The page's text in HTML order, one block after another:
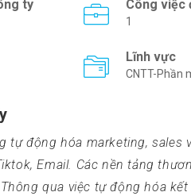
ty Công việc
1
Lĩnh vực
CNTT-Phần
tự động hóa marketing, sales
Email. Các nền tảng
qua việc tự động hóa